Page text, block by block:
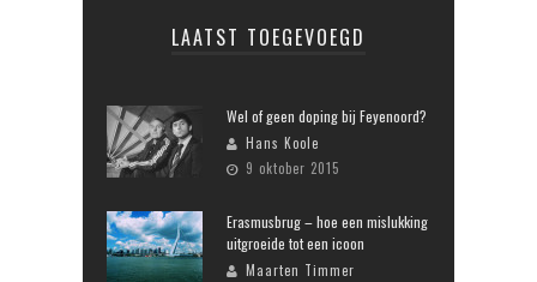
LAATST TOEGEVOEGD
Wel of geen doping bij Feyenoord?
Hans Koole
9 oktober 2015
Erasmusbrug – hoe een mislukking
uitgroeide tot een icoon
Maarten Timmer